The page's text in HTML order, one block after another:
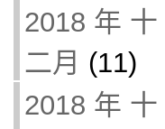
2018 年 十
二月 (11)
2018 年 十